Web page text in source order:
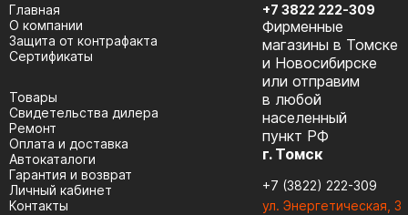
Главная
О компании
Защита от контрафакта
Сертификаты
Товары
Cвидетельства дилера
Ремонт
Оплата и доставка
Автокаталоги
Гарантия и возврат
Личный кабинет
Контакты
+7 3822 222-309
Фирменные
магазины в Томске
и Новосибирске
или отправим
в любой
населенный
пункт РФ
г. Томск
+7 (3822) 222-309
ул. Энергетическая, 3